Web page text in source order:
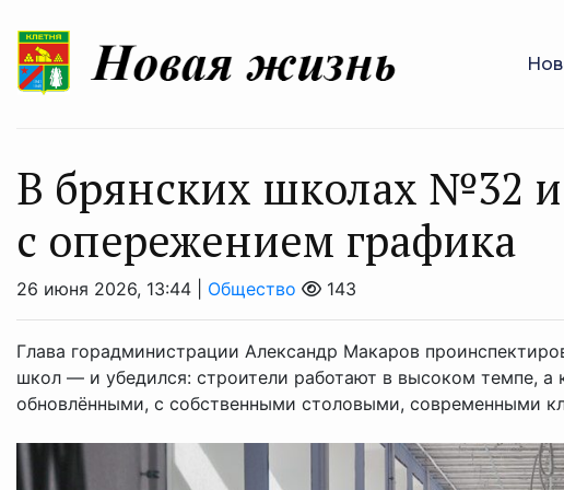
В брянских школах №32
с опережением графика
26 июня 2026, 13:44 | Общество 143
Глава горадминистрации Александр Макаров
школ — и убедился: строители работают в высоком темпе, а
обновлёнными, с собственными столовыми, современными